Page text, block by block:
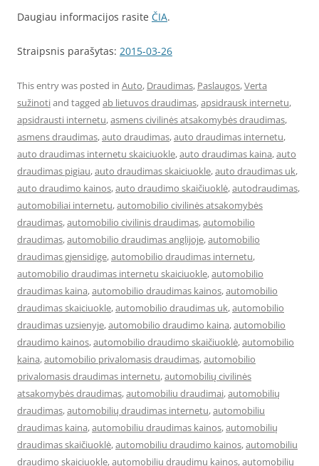
Daugiau informacijos rasite ČIA.
Straipsnis parašytas: 2015-03-26
This entry was posted in Auto, Draudimas, Paslaugos,Verta
sužinotiand tagged ab lietuvos draudimas,apsidrausk internetu,
apsidrausti internetu,asmens civilinės atsakomybės draudimas,
asmens draudimas,auto draudimas,auto draudimas internetu,
auto draudimas internetu skaiciuokle,auto draudimas kaina,auto
draudimas pigiau,auto draudimas skaiciuokle,auto draudimas uk,
auto draudimo kainos,auto draudimo skaičiuoklė,autodraudimas,
automobiliai internetu,automobilio civilinės atsakomybės
draudimas,automobilio civilinis draudimas,automobilio
draudimas,automobilio draudimas anglijoje,automobilio
draudimas gjensidige,automobilio draudimas internetu,
automobilio draudimas internetu skaiciuokle,automobilio
draudimas kaina,automobilio draudimas kainos,automobilio
draudimas skaiciuokle,automobilio draudimas uk,automobilio
draudimas uzsienyje,automobilio draudimo kaina,automobilio
draudimo kainos,automobilio draudimo skaičiuoklė,automobilio
kaina,automobilio privalomasis draudimas,automobilio
privalomasis draudimas internetu,automobilių civilinės
atsakomybės draudimas,automobiliu draudimai,automobilių
draudimas,automobilių draudimas internetu,automobiliu
draudimas kaina,automobiliu draudimas kainos,automobilių
draudimas skaičiuoklė,automobiliu draudimo kainos,automobiliu
draudimo skaiciuokle,automobiliu draudimu kainos,automobilių